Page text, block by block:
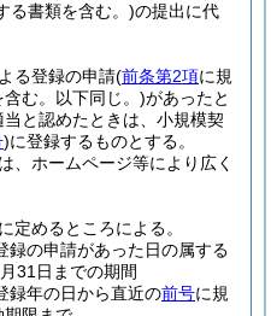
る書類を含む。)の提出に代
る登録の申請(前条第2項に規
む。以下同じ。)があったと
と認めたときは、小規模契
)に登録するものとする。
、ホームページ等により広く
定めるところによる。
の申請があった日の属する
31日までの期間
年の日から直近の前号に規